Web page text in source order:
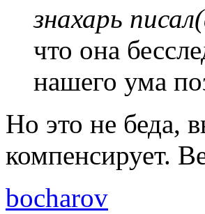
знахарь
что она
нашего ума
Но это не беда,
компенсирует.
bocharov